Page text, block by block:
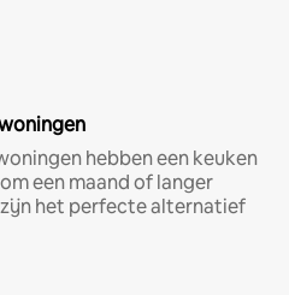
hebben een keuken
een maand of langer
het perfecte alternatief